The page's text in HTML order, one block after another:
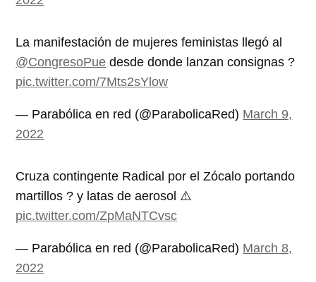
La manifestación de mujeres feministas llegó al
@CongresoPue desde donde lanzan consignas ?
pic.twitter.com/7Mts2sYlow
— Parabólica en red (@ParabolicaRed) March 9,
2022
Cruza contingente Radical por el Zócalo portando
martillos ? y latas de aerosol ⚠️
pic.twitter.com/ZpMaNTCvsc
— Parabólica en red (@ParabolicaRed) March 8,
2022